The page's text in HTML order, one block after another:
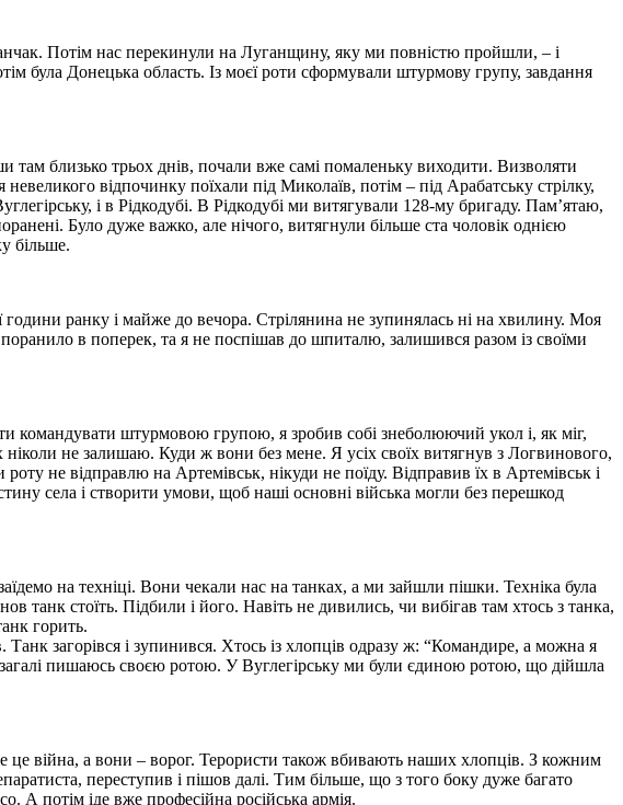
Потім нас перекинули на Луганщину, яку ми повністю пройшли, – і
була Донецька область. Із моєї роти сформували штурмову групу, завдання
близько трьох днів, почали вже самі помаленьку виходити. Визволяти
відпочинку поїхали під Миколаїв, потім – під Арабатську стрілку,
і в Рідкодубі. В Рідкодубі ми витягували 128-му бригаду. Пам’ятаю,
Було дуже важко, але нічого, витягнули більше ста чоловік однією
більше.
ранку і майже до вечора. Стрілянина не зупинялась ні на хвилину. Моя
в поперек, та я не поспішав до шпиталю, залишився разом із своїми
командувати штурмовою групою, я зробив собі знеболюючий укол і, як міг,
не залишаю. Куди ж вони без мене. Я усіх своїх витягнув з Логвинового,
не відправлю на Артемівськ, нікуди не поїду. Відправив їх в Артемівськ і
села і створити умови, щоб наші основні війська могли без перешкод
на техніці. Вони чекали нас на танках, а ми зайшли пішки. Техніка була
танк стоїть. Підбили і його. Навіть не дивились, чи вибігав там хтось з танка,
горить.
загорівся і зупинився. Хтось із хлопців одразу ж: “Командире, а можна я
пишаюсь своєю ротою. У Вуглегірську ми були єдиною ротою, що дійшла
війна, а вони – ворог. Терористи також вбивають наших хлопців. З кожним
переступив і пішов далі. Тим більше, що з того боку дуже багато
потім іде вже професійна російська армія.